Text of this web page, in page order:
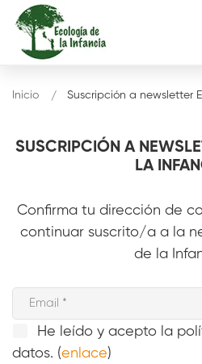
SUSCRIPCIÓN A
LA
Inicio Suscripción a newsletter
Confirma tu dirección de
continuar suscrito/a a la
de la
He leído y acepto la
datos. (enlace)